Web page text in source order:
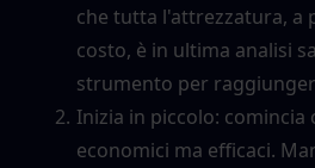
che tutta l'attrezzatura, a
costo, è in ultima analisi
strumento per
Inizia in piccolo:
economici ma efficaci.